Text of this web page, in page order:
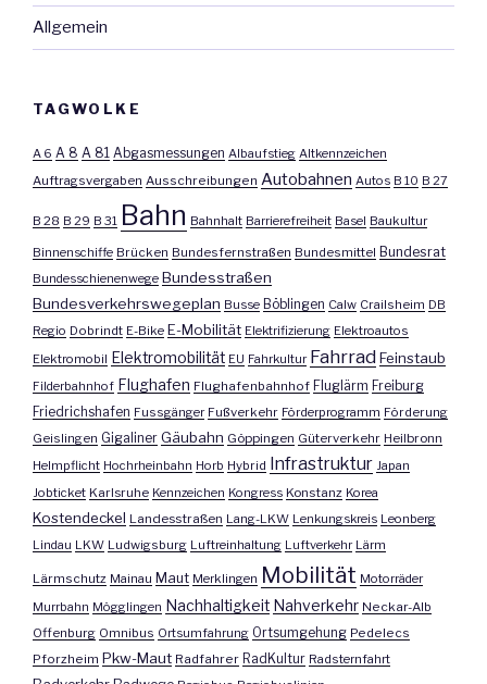
Allgemein
TAGWOLKE
A 6 A 8 A 81 Abgasmessungen Albaufstieg Altkennzeichen
Auftragsvergaben Ausschreibungen Autobahnen Autos B 10 B 27
B 28 B 29 B 31 Bahn Bahnhalt Barrierefreiheit Basel Baukultur
Binnenschiffe Brücken Bundesfernstraßen Bundesmittel Bundesrat
Bundesschienenwege Bundesstraßen
Bundesverkehrswegeplan Busse Böblingen Calw Crailsheim DB
Regio Dobrindt E-Bike E-Mobilität Elektrifizierung Elektroautos
Elektromobil Elektromobilität EU Fahrkultur FahrradFeinstaub
Filderbahnhof Flughafen Flughafenbahnhof Fluglärm Freiburg
Friedrichshafen Fussgänger Fußverkehr Förderprogramm Förderung
Geislingen Gigaliner Gäubahn Göppingen Güterverkehr Heilbronn
Helmpflicht Hochrheinbahn Horb Hybrid Infrastruktur Japan
Jobticket Karlsruhe Kennzeichen Kongress Konstanz Korea
Kostendeckel Landesstraßen Lang-LKW Lenkungskreis Leonberg
Lindau LKW Ludwigsburg Luftreinhaltung Luftverkehr Lärm
Lärmschutz Mainau Maut Merklingen Mobilität Motorräder
Murrbahn Mögglingen Nachhaltigkeit Nahverkehr Neckar-Alb
Offenburg Omnibus Ortsumfahrung Ortsumgehung Pedelecs
Pforzheim Pkw-Maut Radfahrer RadKultur Radsternfahrt